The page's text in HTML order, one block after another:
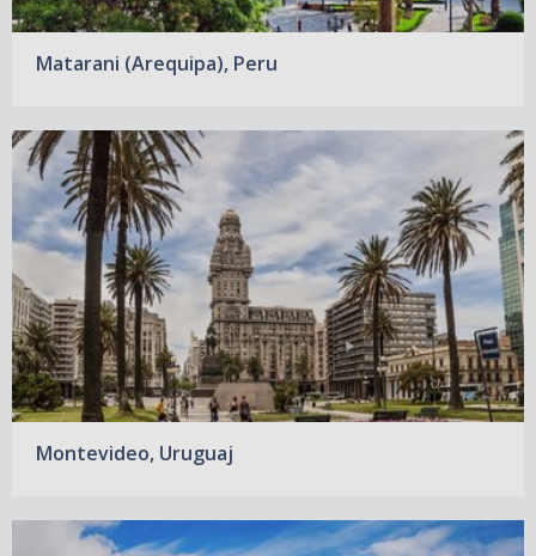
Matarani (Arequipa), Peru
Montevideo, Uruguaj